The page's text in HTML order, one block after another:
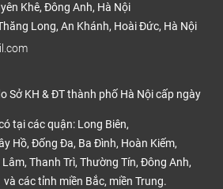
vân đá – giả đá
đá là ván ốp giả đá dùng trong
nhà.
Khê, Đông Anh, Hà Nội
Long, An Khánh, Hoài Đức, Hà Nội
Sở KH & ĐT thành phố Hà Nội cấp ngày
tại các quận: Long Biên,
Hồ, Đống Đa, Ba Đình, Hoàn Kiếm,
Thanh Trì, Thường Tín, Đông Anh,
các tỉnh miền Bắc, miền Trung.